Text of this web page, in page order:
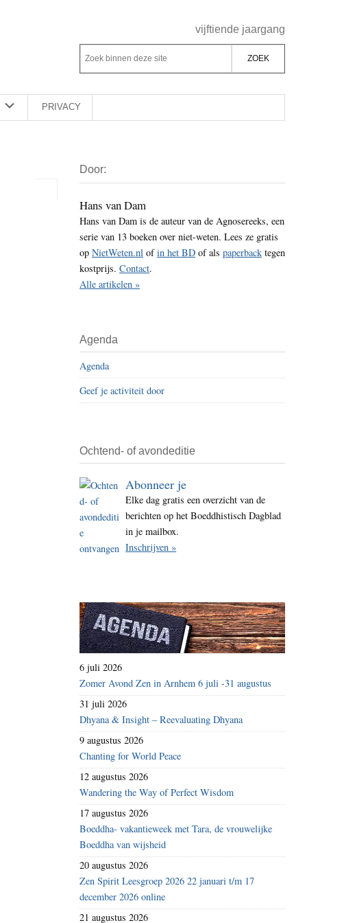
Rechts
vijftiende jaargang
Z
o
e
k
d
e
z
e
s
i
t
Z
o
k
b
n
n
e
z
e
t
e
PRIVACY
Sidebar
Door:
Hans van Dam
Hans van Dam is de auteur van de Agnosereeks, een
serie van 13 boeken over niet-weten. Lees ze gratis
op NietWeten.nl ofin het BD of als paperback tegen
kostprijs. Contact.
Alle artikelen »
Agenda
Agenda
Geef je activiteit door
Ochtend- of avondeditie
Abonneer je
Elke dag gratis een overzicht van de
berichten op het Boeddhistisch Dagblad
in je mailbox.
Inschrijven »
6 juli 2026
Zomer Avond Zen in Arnhem 6 juli -31 augustus
31 juli 2026
Dhyana & Insight – Reevaluating Dhyana
9 augustus 2026
Chanting for World Peace
12 augustus 2026
Wandering the Way of Perfect Wisdom
17 augustus 2026
Boeddha- vakantieweek met Tara, de vrouwelijke
Boeddha van wijsheid
20 augustus 2026
Zen Spirit Leesgroep 2026 22 januari t/m 17
december 2026 online
21 augustus 2026